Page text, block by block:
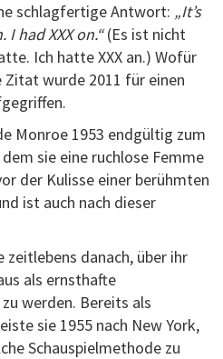
schlagfertige Antwort: „It’s
had XXX on.“(Es ist nicht
Ich hatte XXX an.) Wofür
Zitat wurde 2011 für einen
Monroe 1953 endgültig zum
sie eine ruchlose Femme
der Kulisse einer berühmten
ist auch nach dieser
danach, über ihr
als ernsthafte
werden. Bereits als
sie 1955 nach New York,
Schauspielmethode zu